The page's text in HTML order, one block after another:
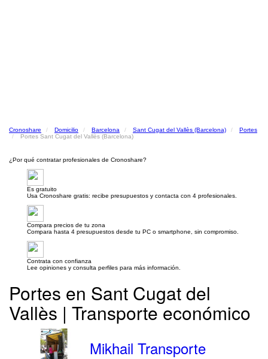
Cronoshare Domicilio Barcelona Sant Cugat del Vallès (Barcelona)
Portes
Portes Sant Cugat del Vallès (Barcelona)
¿Por qué contratar profesionales de Cronoshare?
Es gratuito
Usa Cronoshare gratis: recibe presupuestos y contacta con 4 profesionales.
Compara precios de tu zona
Compara hasta 4 presupuestos desde tu PC o smartphone, sin compromiso.
Contrata con confianza
Lee opiniones y consulta perfiles para más información.
Portes en Sant Cugat del
Vallès | Transporte económico
Mikhail Transporte